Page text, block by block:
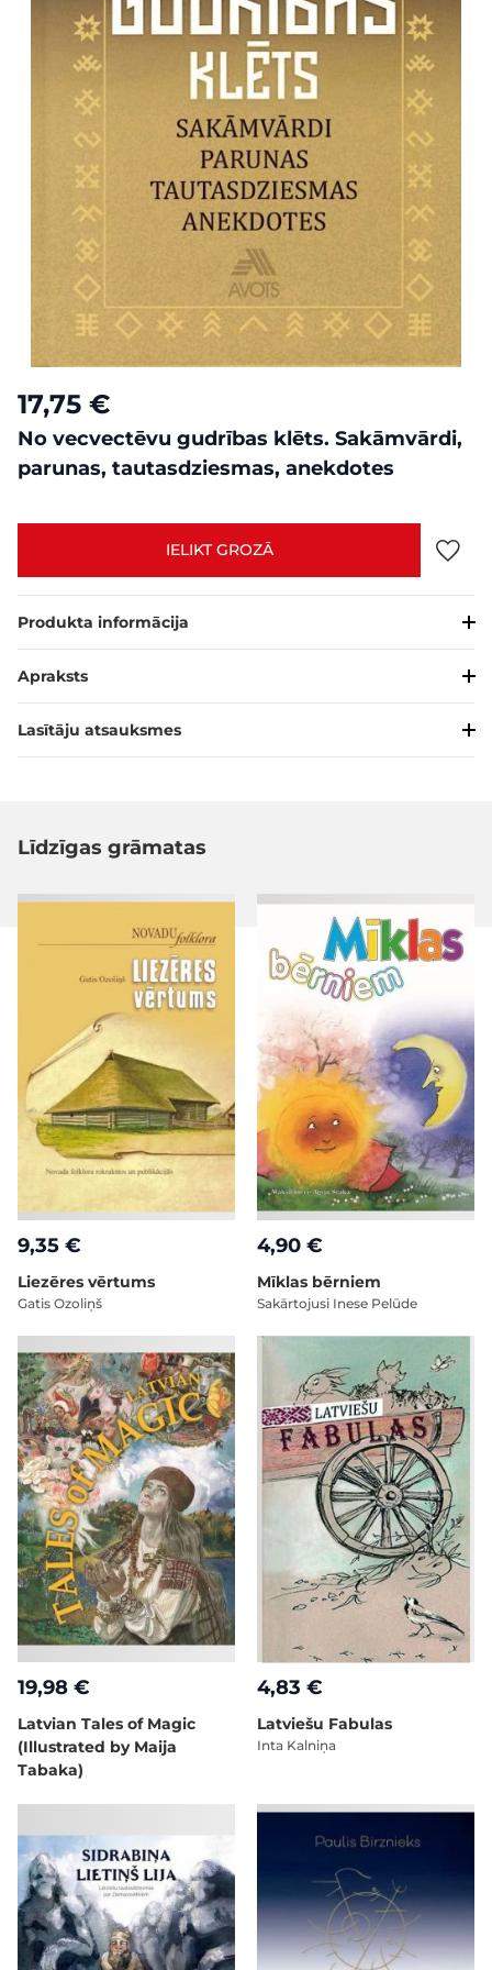
17,75 €
No vecvectēvu gudrības klēts. Sakāmvārdi,
parunas, tautasdziesmas, anekdotes
IELIKT GROZĀ
Produkta informācija
Apraksts
Lasītāju atsauksmes
Līdzīgas grāmatas
9,35 €
Liezēres vērtums
Gatis Ozoliņš
4,90 €
Mīklas bērniem
Sakārtojusi Inese Pelūde
19,98 €
Latvian Tales of Magic
(Illustrated by Maija
Tabaka)
4,83 €
Latviešu Fabulas
Inta Kalniņa